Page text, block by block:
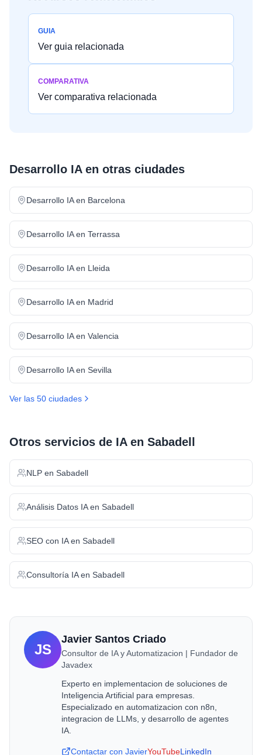
GUIA
Ver guia relacionada
COMPARATIVA
Ver comparativa relacionada
Desarrollo IAen otras ciudades
Desarrollo IAen Barcelona
Desarrollo IAen Terrassa
Desarrollo IAen Lleida
Desarrollo IAen Madrid
Desarrollo IAen Valencia
Desarrollo IAen Sevilla
Ver las 50 ciudades
Otros servicios de IA en Sabadell
NLP en Sabadell
Análisis Datos IAen Sabadell
SEO con IAen Sabadell
Consultoría IAen Sabadell
JS
Javier Santos Criado
Consultor de IA y Automatizacion | Fundador de
Javadex
Experto en implementacion de soluciones de
Inteligencia Artificial para empresas.
Especializado en automatizacion con n8n,
integracion de LLMs, y desarrollo de agentes
IA.
Contactar con JavierYouTubeLinkedIn